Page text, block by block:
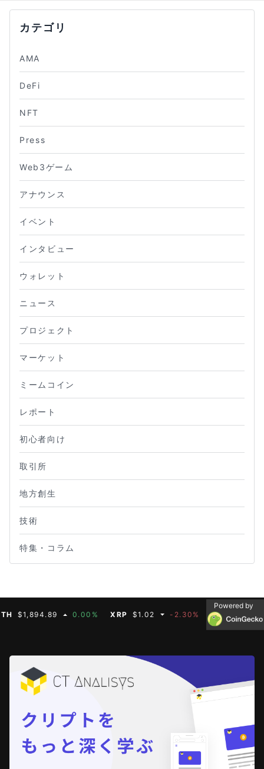
カテゴリ
AMA
DeFi
NFT
Press
Web3ゲーム
アナウンス
イベント
インタビュー
ウォレット
ニュース
プロジェクト
マーケット
ミームコイン
レポート
初心者向け
取引所
地方創生
技術
特集・コラム
$1,894.89 0.00% XRP $1.02 -2.30% BNB $587.07
Powered by